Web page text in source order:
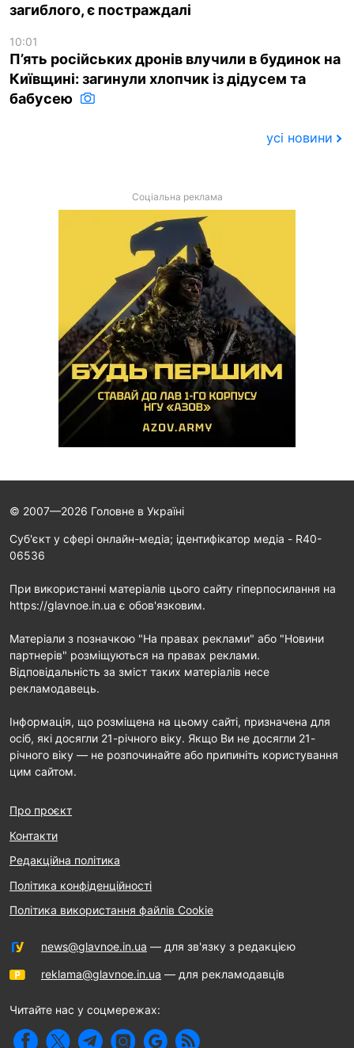
загиблого, є постраждалі
10:01
П’ять російських дронів влучили в будинок на
Київщині: загинули хлопчик із дідусем та
бабусею
усі новини
Соціальна реклама
© 2007—2026 Головне в Україні
Cуб'єкт у сфері онлайн-медіа; ідентифікатор медіа - R40-
06536
При використанні матеріалів цього сайту гіперпосилання на
https://glavnoe.in.ua є обов'язковим.
Матеріали з позначкою "На правах реклами" або "Новини
партнерів" розміщуються на правах реклами.
Відповідальність за зміст таких матеріалів несе
рекламодавець.
Інформація, що розміщена на цьому сайті, призначена для
осіб, які досягли 21-річного віку. Якщо Ви не досягли 21-
річного віку — не розпочинайте або припиніть користування
цим сайтом.
Про проєкт
Контакти
Редакційна політика
Політика конфіденційності
Політика використання файлів Cookie
news@glavnoe.in.ua — для зв'язку з редакцією
reklama@glavnoe.in.ua — для рекламодавців
Читайте нас у соцмережах: